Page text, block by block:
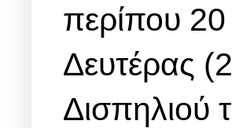
περίπου 20
Δευτέρας
Δισπηλιού